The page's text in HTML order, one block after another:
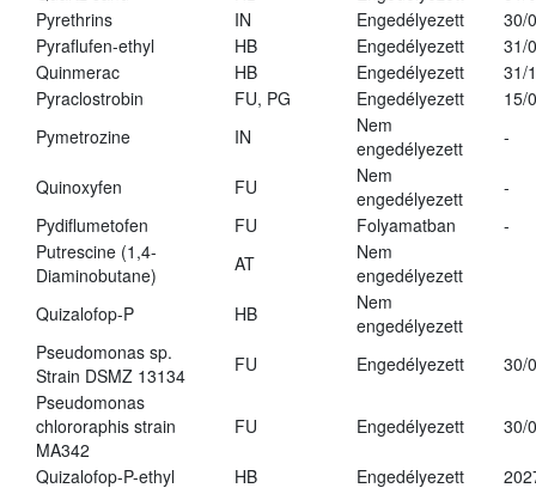
Pyrethrins
IN Engedélyezett
30/
Pyraflufen-ethyl
HB Engedélyezett
31/
Quinmerac
HB Engedélyezett
31/
Pyraclostrobin
FU, PG Engedélyezett
15/
Pymetrozine
IN
Nem
engedélyezett
-
Quinoxyfen FU
Nem
engedélyezett
-
Pydiflumetofen
FU Folyamatban
-
Putrescine (1,4-
Diaminobutane)
AT
Nem
engedélyezett
Quizalofop-P
HB
Nem
engedélyezett
Pseudomonas sp.
Strain DSMZ 13134
FU Engedélyezett
30/
Pseudomonas
chlororaphis strain
MA342
FU Engedélyezett 30/
Quizalofop-P-ethyl HB Engedélyezett